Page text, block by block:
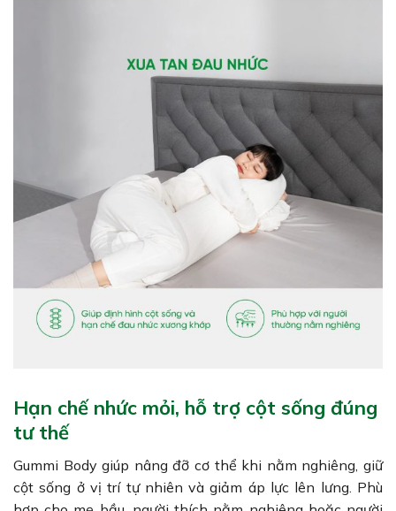
Hạn chế nhức mỏi, hỗ trợ cột sống đúng
tư thế
Gummi Body giúp nâng đỡ cơ thể khi nằm nghiêng, giữ
cột sống ở vị trí tự nhiên và giảm áp lực lên lưng. Phù